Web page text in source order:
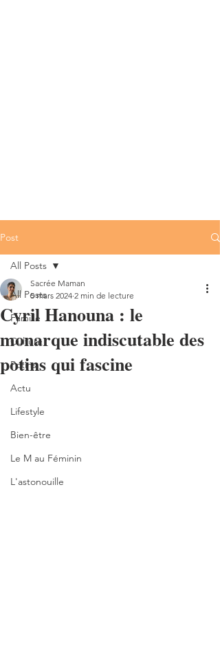
Post
All Posts
Famille
Culture
Potins
Actu
Lifestyle
Bien-être
Le M au Féminin
L'astonouille
All Posts
Cyril Hanouna : le
monarque indiscutable des
potins qui fascine
Sacrée Maman
5 mars 2024 2 min de lecture